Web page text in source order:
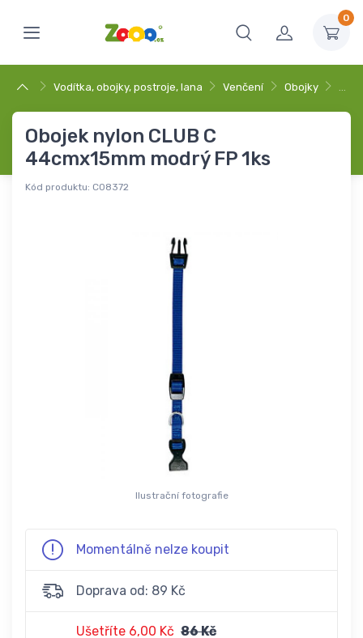
0
Vodítka, obojky, postroje, lana Venčení Obojky …
Obojek nylon CLUB C
44cmx15mm modrý FP 1ks
Kód produktu: C08372
Ilustrační fotografie
Momentálně nelze koupit
Doprava od: 89 Kč
Ušetříte 6,00 Kč 86 Kč